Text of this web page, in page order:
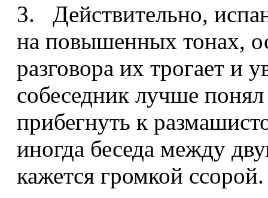
3. Действительно,
на повышенных тонах,
разговора их трогает и
собеседник лучше
прибегнуть к
иногда беседа между
кажется громкой ссорой.